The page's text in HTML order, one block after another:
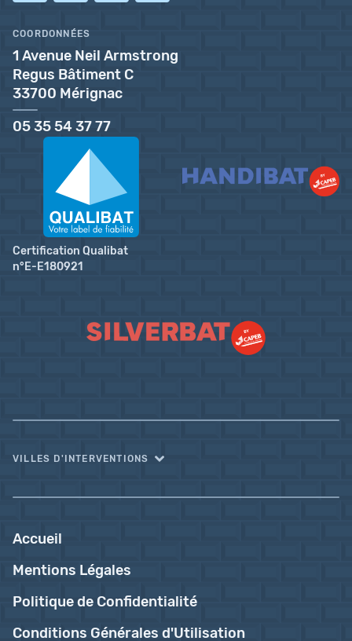
COORDONNÉES
1 Avenue Neil Armstrong
Regus Bâtiment C
33700 Mérignac
05 35 54 37 77
Certification Qualibat
n°E-E180921
VILLES D'INTERVENTIONS
Accueil
Mentions Légales
Politique de Confidentialité
Conditions Générales d'Utilisation